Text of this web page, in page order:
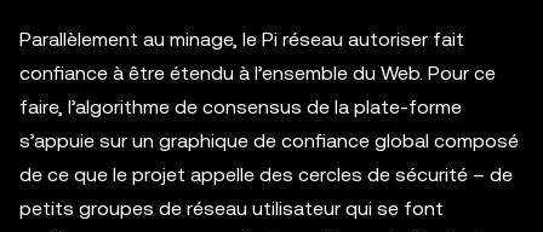
Parallèlement au minage, le Pi réseau autoriser fait
confiance à être étendu à l’ensemble du Web. Pour ce
faire, l’algorithme de consensus de la plate-forme
s’appuie sur un graphique de confiance global composé
de ce que le projet appelle des cercles de sécurité – de
petits groupes de réseau utilisateur qui se font